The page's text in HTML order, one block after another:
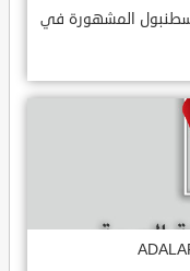
المشهورة في